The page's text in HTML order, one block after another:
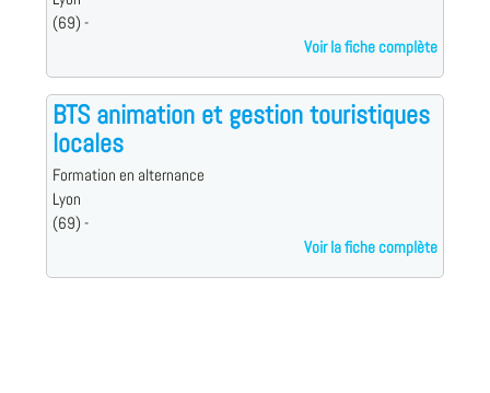
(69) -
Voir la fiche complète
BTS animation et gestion touristiques
locales
Formation en alternance
Lyon
(69) -
Voir la fiche complète